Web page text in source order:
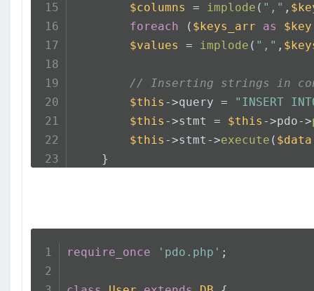
$columns
= implode ( "," ,
foreach ( $keys_arr as $key
$values
= implode ( "," ,
// Inserting strings in
$this ->query =
"INSERT
$this ->stmt = $this ->pdo->
$this ->stmt->execute ( $data
    }
require_once 'pdo.php' ;